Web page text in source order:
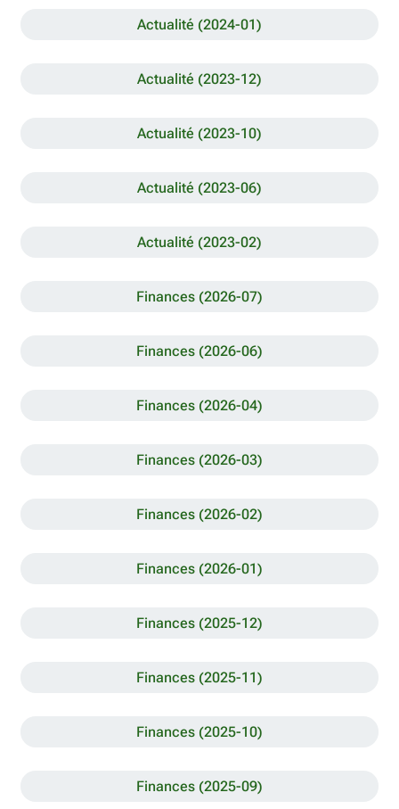
Actualité (2024-01)
Actualité (2023-12)
Actualité (2023-10)
Actualité (2023-06)
Actualité (2023-02)
Finances (2026-07)
Finances (2026-06)
Finances (2026-04)
Finances (2026-03)
Finances (2026-02)
Finances (2026-01)
Finances (2025-12)
Finances (2025-11)
Finances (2025-10)
Finances (2025-09)